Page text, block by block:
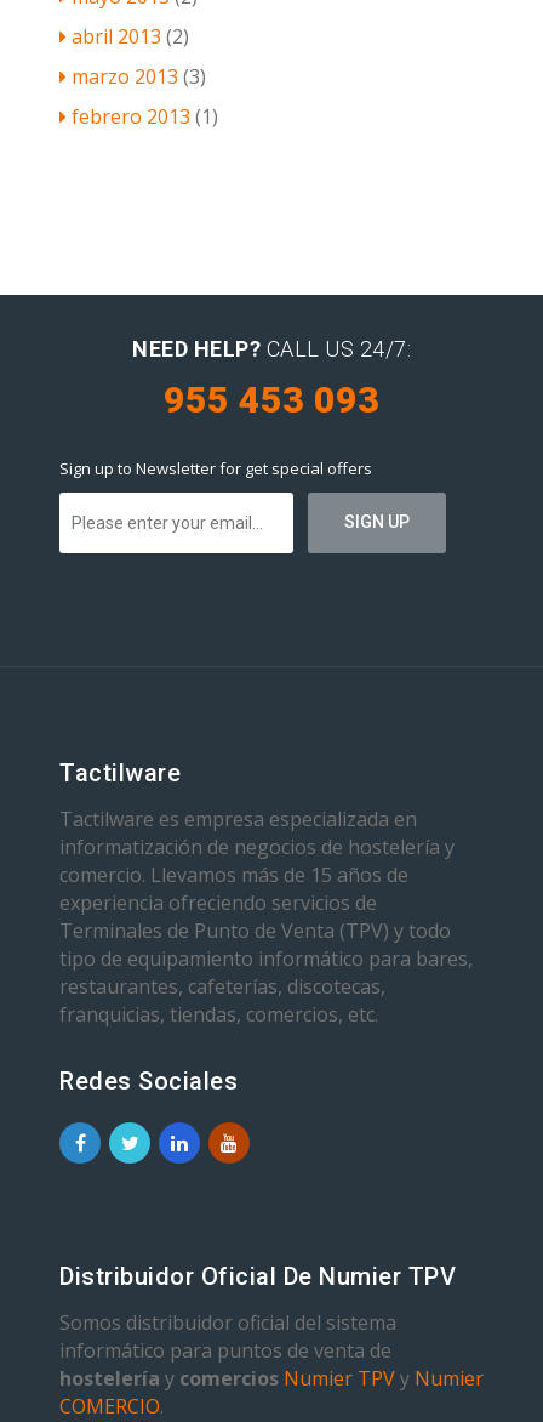
abril 2013 (2)
marzo 2013 (3)
febrero 2013 (1)
NEED HELP? CALL US 24/7:
955 453 093
Sign up to Newsletter for get special offers
Tactilware
Tactilware es empresa especializada en
informatización de negocios de hostelería y
comercio. Llevamos más de 15 años de
experiencia ofreciendo servicios de
Terminales de Punto de Venta (TPV) y todo
tipo de equipamiento informático para bares,
restaurantes, cafeterías, discotecas,
franquicias, tiendas, comercios, etc.
Redes Sociales
Distribuidor Oficial De Numier TPV
Somos distribuidor oficial del sistema
informático para puntos de venta de
hostelería y comercios Numier TPVy Numier
COMERCIO.